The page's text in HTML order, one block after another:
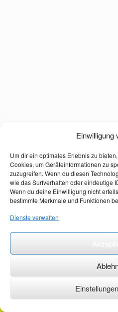
Einwilligung
Um dir ein optimales Erlebnis zu
Cookies, um Geräteinformationen zu
zuzugreifen. Wenn du diesen
wie das Surfverhalten oder eindeutige
Wenn du deine Einwilligung nicht
bestimmte Merkmale und Funktionen
Dienste verwalten
©2026 ·erstehilfekurs-mauch.de ·AGB ·